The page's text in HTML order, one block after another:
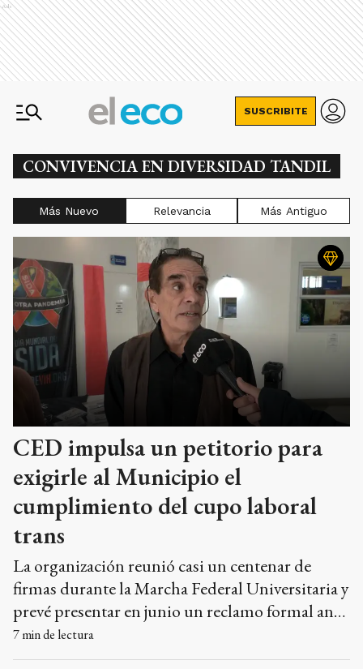
Ads
SUSCRIBITE
CONVIVENCIA EN DIVERSIDAD TANDIL
Más Nuevo Relevancia Más Antiguo
CED impulsa un petitorio para
exigirle al Municipio el
cumplimiento del cupo laboral
trans
La organización reunió casi un centenar de
firmas durante la Marcha Federal Universitaria y
prevé presentar en junio un reclamo formal ante
el Concejo Deliberante y el Municipio. La
entidad viene denuciando que desde la sanción
7min de lectura